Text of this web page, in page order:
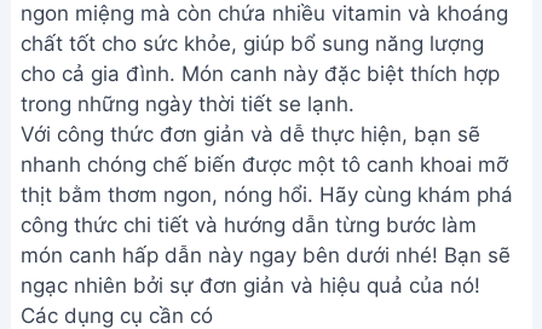
ngon miệng mà còn chứa nhiều vitamin và khoáng
chất tốt cho sức khỏe, giúp bổ sung năng lượng
cho cả gia đình. Món canh này đặc biệt thích hợp
trong những ngày thời tiết se lạnh.
Với công thức đơn giản và dễ thực hiện, bạn sẽ
nhanh chóng chế biến được một tô canh khoai mỡ
thịt bằm thơm ngon, nóng hổi. Hãy cùng khám phá
công thức chi tiết và hướng dẫn từng bước làm
món canh hấp dẫn này ngay bên dưới nhé! Bạn sẽ
ngạc nhiên bởi sự đơn giản và hiệu quả của nó!
Các dụng cụ cần có